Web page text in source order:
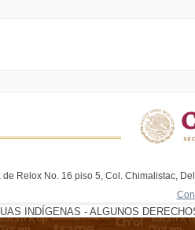
de Relox No. 16 piso 5, Col. Chimalistac,
INDÍGENAS - ALGUNOS